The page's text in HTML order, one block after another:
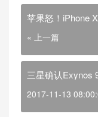
苹果怒！iPhone
« 上一篇
三星确认Exynos
2017-11-13